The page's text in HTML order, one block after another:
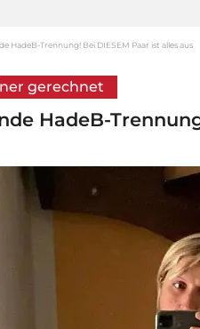
HadeB-Trennung! Bei DIESEM Paar ist alles aus
gerechnet
HadeB-